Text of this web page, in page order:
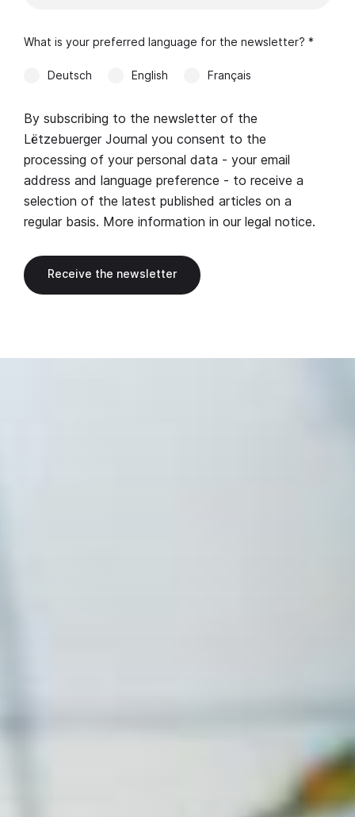
What is your preferred language for the newsletter? *
Deutsch English Français
By subscribing to the newsletter of the
Lëtzebuerger Journal you consent to the
processing of your personal data - your email
address and language preference - to receive a
selection of the latest published articles on a
regular basis. More information in our legal notice.